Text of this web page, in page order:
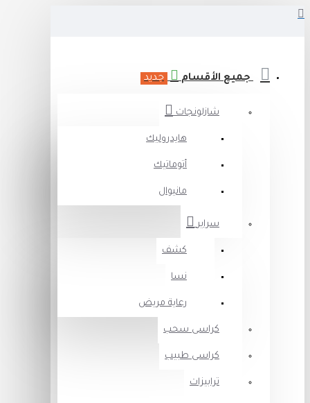
جميع الأقسام جديد
شازلونجات
هايدروليك
أتوماتيك
مانيوال
كشف
رعاية مريض
كراسى سحب
كراسى طبيب
ترابيزات